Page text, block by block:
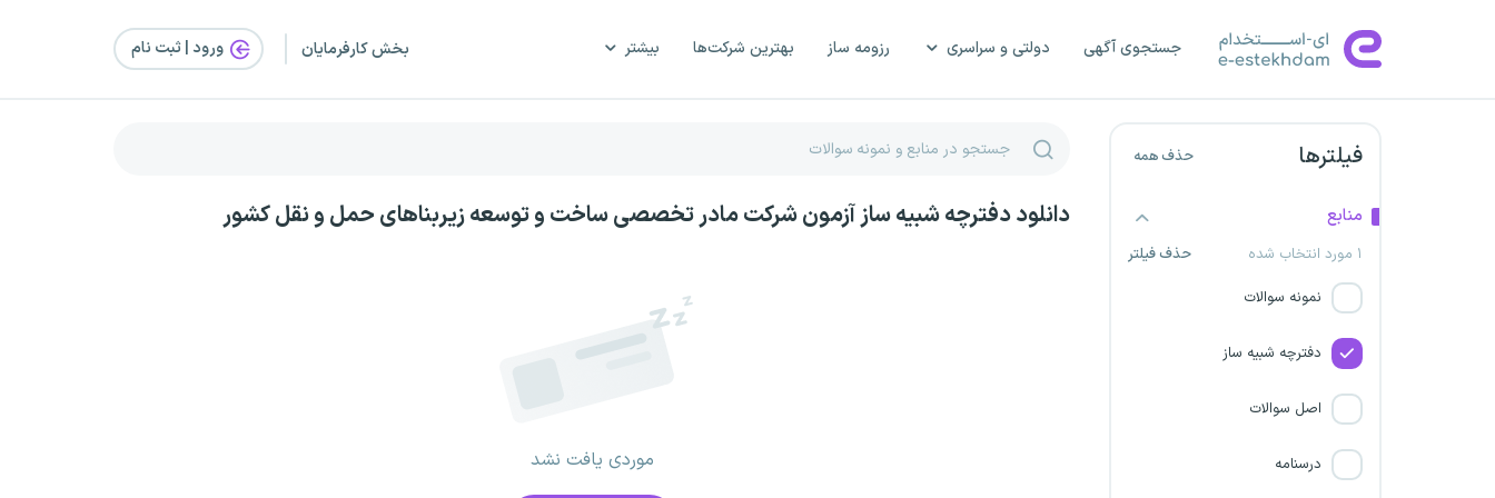
جستجوی آگهی دولتی و سراسری رزومه ساز بهترین شرکت‌ها بیشتر بخش کارفرمایان ورود | ثبت‌ نام
فیلترها حذف همه
منابع
۱ مورد انتخاب شده
حذف فیلتر
نمونه سوالات
دفترچه شبیه ساز
اصل سوالات
درسنامه
مرکز ملی رقابت
حمایت از مصرف کنندگان و
تولید کنندگان
متحد
دانلود دفترچه شبیه ساز آزمون شرکت مادر تخصصی ساخت و توسعه زیربناهای حمل و نقل کشور
موردی یافت نشد